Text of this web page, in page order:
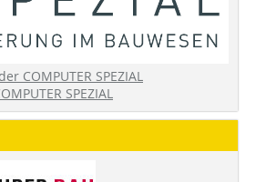
COMPUTER SPEZIAL
SPEZIAL